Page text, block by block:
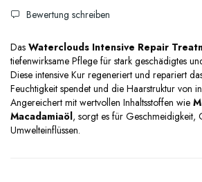
Bewertung schreiben
Das Waterclouds Intensive Repair
tiefenwirksame Pflege für stark geschädigtes
Diese intensive Kur regeneriert und repariert
Feuchtigkeit spendet und die Haarstruktur von
Angereichert mit wertvollen Inhaltsstoffen wie
Macadamiaöl, sorgt es für Geschmeidigkeit,
Umwelteinflüssen.